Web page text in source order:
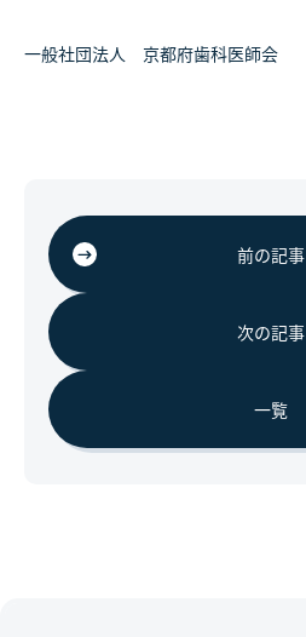
一般社団法人 京都府歯科医師会
前の記事
次の記事
一覧